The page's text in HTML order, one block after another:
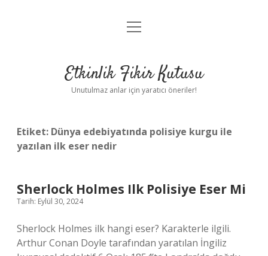
Anasayfa
Yasal Uyarı
menüyü
Etkinlik Fikir Kutusu
Unutulmaz anlar için yaratıcı öneriler!
Etiket: Dünya edebiyatında polisiye kurgu ile
yazılan ilk eser nedir
Sherlock Holmes Ilk Polisiye Eser Mi
Tarih: Eylül 30, 2024
Sherlock Holmes ilk hangi eser? Karakterle ilgili.
Arthur Conan Doyle tarafından yaratılan İngiliz